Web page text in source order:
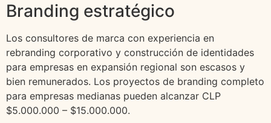
Branding estratégico
Los consultores de marca con experiencia en
rebranding corporativo y construcción de identidades
para empresas en expansión regional son escasos y
bien remunerados. Los proyectos de branding completo
para empresas medianas pueden alcanzar CLP
$5.000.000 – $15.000.000.